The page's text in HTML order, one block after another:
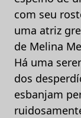
com seu
uma atriz
de Melina
Há uma
dos
esbanjam